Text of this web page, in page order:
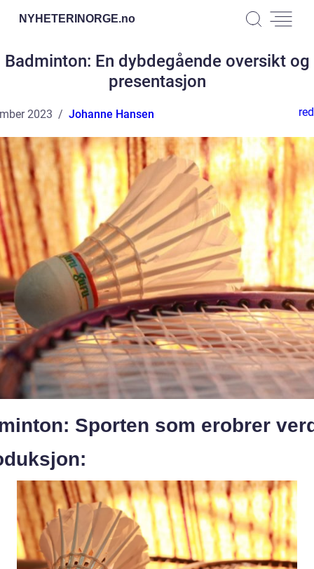
NYHETERINORGE.no
Badminton: En dybdegående oversikt og
presentasjon
2023 Johanne Hansen
Sporten som erobrer